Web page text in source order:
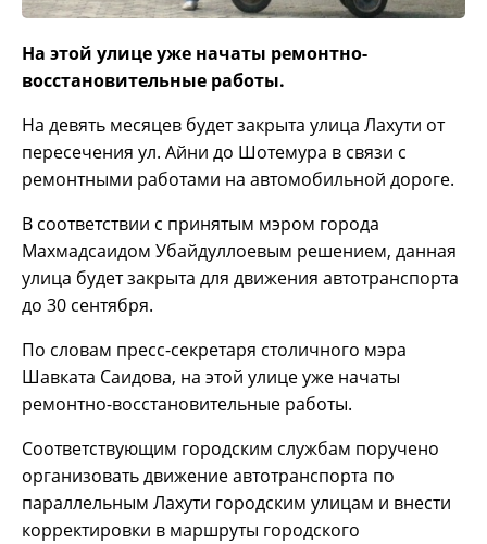
На этой улице уже начаты ремонтно-
восстановительные работы.
На девять месяцев будет закрыта улица Лахути от
пересечения ул. Айни до Шотемура в связи с
ремонтными работами на автомобильной дороге.
В соответствии с принятым мэром города
Махмадсаидом Убайдуллоевым решением, данная
улица будет закрыта для движения автотранспорта
до 30 сентября.
По словам пресс-секретаря столичного мэра
Шавката Саидова, на этой улице уже начаты
ремонтно-восстановительные работы.
Соответствующим городским службам поручено
организовать движение автотранспорта по
параллельным Лахути городским улицам и внести
корректировки в маршруты городского